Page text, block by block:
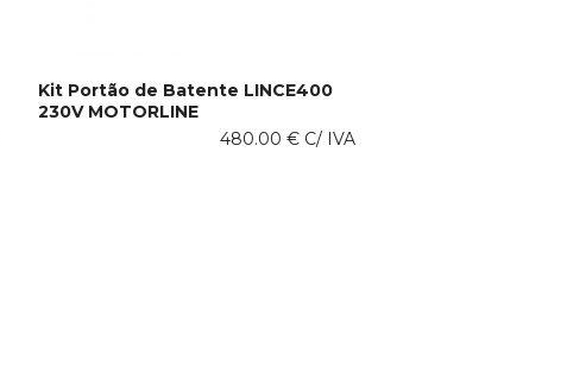
Kit Portão de Batente LINCE400
230V MOTORLINE
480.00€ C/ IVA